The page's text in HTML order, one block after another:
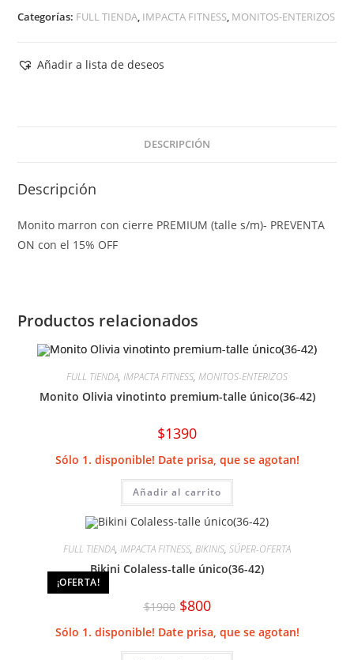
Categorías: FULL TIENDA, IMPACTA FITNESS, MONITOS-ENTERIZOS
Añadir a lista de deseos
DESCRIPCIÓN
Descripción
Monito marron con cierre PREMIUM (talle s/m)- PREVENTA
ON con el 15% OFF
Productos relacionados
FULL TIENDA, IMPACTA FITNESS, MONITOS-ENTERIZOS
Monito Olivia vinotinto premium-talle único(36-42)
$1390
Sólo 1. disponible! Date prisa, que se agotan!
Añadir al carrito
¡OFERTA!
FULL TIENDA, IMPACTA FITNESS, BIKINIS, SÚPER-OFERTA
Bikini Colaless-talle único(36-42)
$1900 El
precio
original
era:
$800El
precio
es:
Sólo 1. disponible! Date prisa, que se agotan!